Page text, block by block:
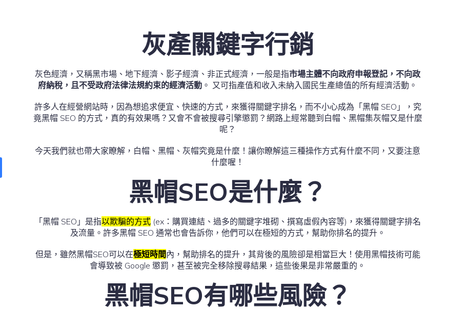
灰產關鍵字行銷
灰色經濟，又稱黑市場、地下經濟、影子經濟、非正式經濟，一般是指市場主體不向政府申報登記，不向政
府納稅，且不受政府法律法規約束的經濟活動 。 又可指產值和收入未納入國民生產總值的所有經濟活動。
許多人在經營網站時，因為想追求便宜、快速的方式，來獲得關鍵字排名，而不小心成為「黑帽 SEO」，究
竟黑帽 SEO 的方式，真的有效果嗎？又會不會被搜尋引擎懲罰？網路上經常聽到白帽、黑帽集灰帽又是什麼
呢？
今天我們就也帶大家瞭解，白帽、黑帽、灰帽究竟是什麼！讓你瞭解這三種操作方式有什麼不同，又要注意
什麼喔！
黑帽SEO是什麼？
「黑帽 SEO」是指以欺騙的方式 (ex：購買連結、過多的關鍵字堆砌、撰寫虛假內容等)，來獲得關鍵字排名
及流量。許多黑帽 SEO 通常也會告訴你，他們可以在極短的方式，幫助你排名的提升。
但是，雖然黑帽SEO可以在極短時間內，幫助排名的提升，其背後的風險卻是相當巨大！使用黑帽技術可能
會導致被 Google 懲罰，甚至被完全移除搜尋結果，這些後果是非常嚴重的。
黑帽SEO有哪些風險？